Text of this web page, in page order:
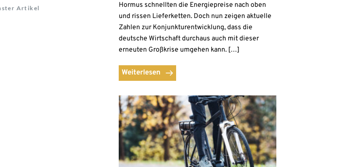
Artikel
Hormus schnellten die Energiepreise nach oben
und rissen Lieferketten. Doch nun zeigen aktuelle
Zahlen zur Konjunkturentwicklung, dass die
deutsche Wirtschaft durchaus auch mit dieser
erneuten Großkrise umgehen kann. […]
Weiterlesen